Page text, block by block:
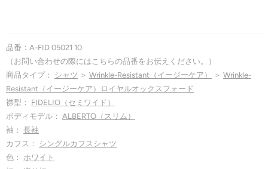
品番：A-FID 05021 10
（お問い合わせの際にはこちらの品番をお伝えください。）
商品タイプ： シャツ ＞ Wrinkle-Resistant（イージーケア） ＞ Wrinkle-
Resistant（イージーケア）ロイヤルオックスフォード
襟型： FIDELIO（セミワイド）
ボディモデル： ALBERTO（スリム）
袖： 長袖
カフス： シングルカフスシャツ
色： ホワイト